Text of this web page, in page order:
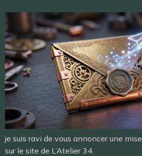
je suis ravi de vous annoncer une
sur le site de L’Atelier 34.